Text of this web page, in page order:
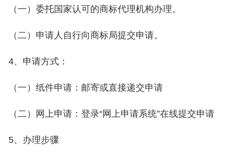
（一）委托国家认可的商标代理机构办理。
（二）申请人自行向商标局提交申请。
4、申请方式：
（一）纸件申请：邮寄或直接递交申请
（二）网上申请：登录“网上申请系统”在线提交申请
5、办理步骤